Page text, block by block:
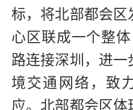
标，将北部都会区
心区联成一个整
路连接深圳，进
境交通网络，致
应。北部都会区